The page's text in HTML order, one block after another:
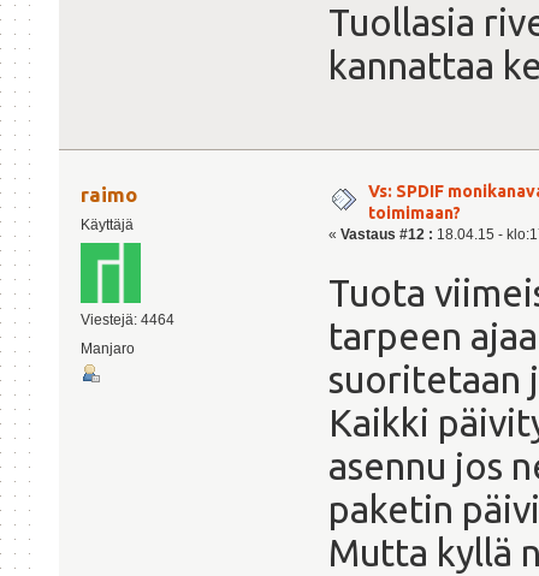
Tuollasia
kannattaa
raimo
Käyttäjä
Viestejä: 4464
Manjaro
Vs: SPDIF
toimimaan?
« Vastaus #12 : 18.04.15 -
Tuota
tarpeen
suoritetaan
Kaikki
asennu jos
paketin
Mutta kyllä